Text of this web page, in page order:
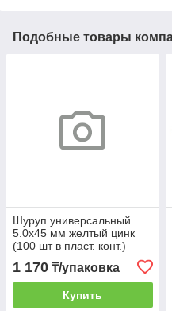
Подобные товары
Шуруп универсальный
5.0х45 мм желтый цинк
(100 шт в пласт. конт.)
STARFIX
1 170 ₸/упаковка
Купить